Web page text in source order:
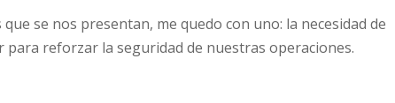
se nos presentan, me quedo con uno: la necesidad de
reforzar la seguridad de nuestras operaciones.